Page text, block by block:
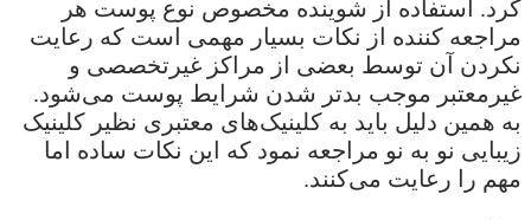
کرد. استفاده از شوینده مخصوص نوع پوست هر
مراجعه کننده از نکات بسیار مهمی است که رعایت
نکردن آن توسط بعضی از مراکز غیرتخصصی و
غیرمعتبر موجب بدتر شدن شرایط پوست می‌شود.
به همین دلیل باید به کلینیک‌های معتبری نظیر کلینیک
زیبایی نو به نو مراجعه نمود که این نکات ساده اما
مهم را رعایت می‌کنند.